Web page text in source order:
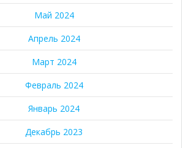
Май 2024
Апрель 2024
Март 2024
Февраль 2024
Январь 2024
Декабрь 2023